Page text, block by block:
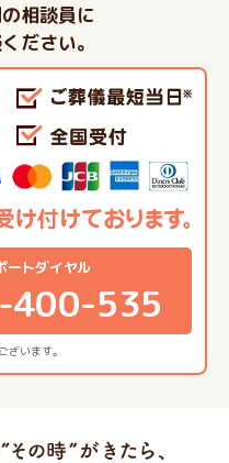
相談員に
ださい。
います。
ートダイヤル
400-535